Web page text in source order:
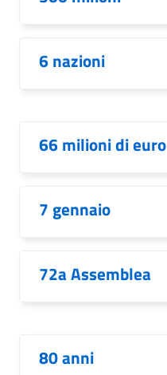
6 nazioni
66 milioni di euro
7 gennaio
72a Assemblea
80 anni